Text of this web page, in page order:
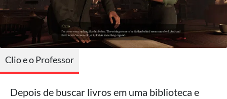
Clio e o Professor
Depois de buscar livros em uma biblioteca e